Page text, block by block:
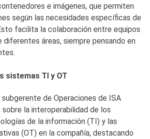
e imágenes, que permiten
según las necesidades específicas de
facilita la colaboración entre equipos
diferentes áreas, siempre pensando en
sistemas TI y OT
subgerente de Operaciones de ISA
sobre la interoperabilidad de los
de la información (TI) y las
(OT) en la compañía, destacando